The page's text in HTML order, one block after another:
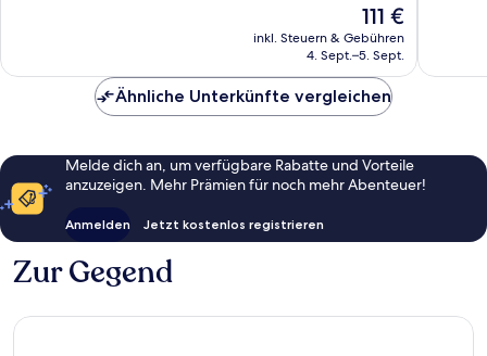
Der
Preis
beträgt
111 €
inkl. Steuern & Gebühren
4. Sept.–5. Sept.
Ähnliche Unterkünfte vergleichen
Melde dich an, um verfügbare Rabatte und Vorteile
anzuzeigen. Mehr Prämien für noch mehr Abenteuer!
Anmelden Jetzt kostenlos registrieren
Zur Gegend